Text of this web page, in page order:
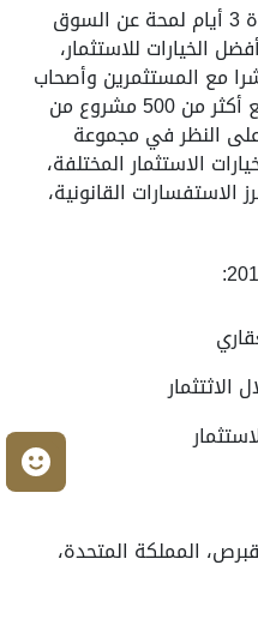
ويقدم المعرض الذي يستمر لمدة 3 أيام لمحة عن السوق
الخيارات للاستثمار،
مع المستثمرين وأصحاب
المصلحة الآخرين من المنطقة. مع أكثر من 500 مشروع من
النظر في مجموعة
الاستثمار المختلفة،
الاستفسارات القانونية،
الاثتثمار
المملكة المتحدة،